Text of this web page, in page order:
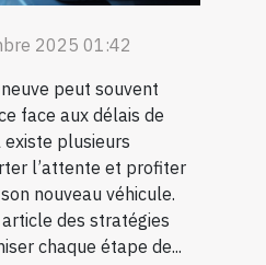
2025 01:42
peut souvent
face aux délais de
existe plusieurs
l’attente et profiter
nouveau véhicule.
des stratégies
chaque étape de...